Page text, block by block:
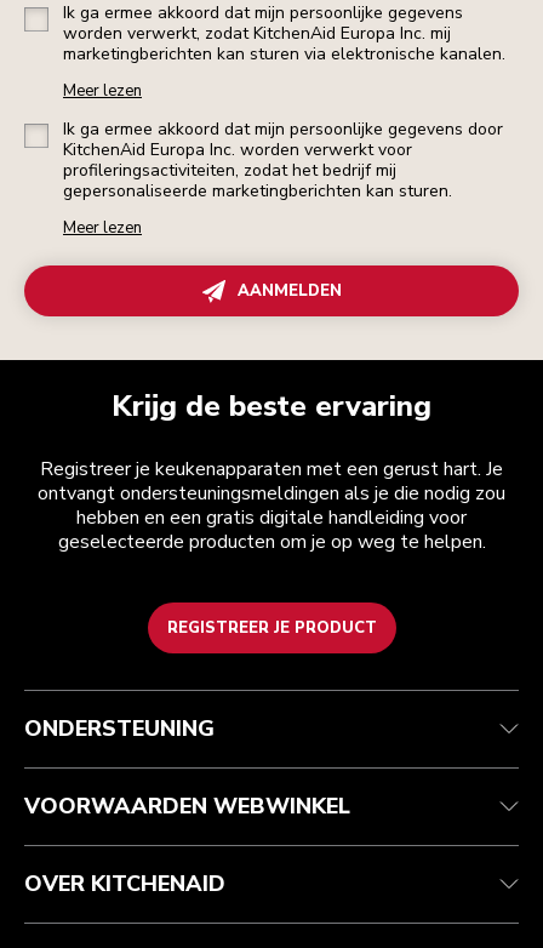
Ik ga ermee akkoord dat mijn persoonlijke gegevens
worden verwerkt, zodat KitchenAid Europa Inc. mij
marketingberichten kan sturen via elektronische kanalen.
Meer lezen
Ik ga ermee akkoord dat mijn persoonlijke gegevens door
KitchenAid Europa Inc. worden verwerkt voor
profileringsactiviteiten, zodat het bedrijf mij
gepersonaliseerde marketingberichten kan sturen.
Meer lezen
AANMELDEN
Krijg de beste ervaring
Registreer je keukenapparaten met een gerust hart. Je
ontvangt ondersteuningsmeldingen als je die nodig zou
hebben en een gratis digitale handleiding voor
geselecteerde producten om je op weg te helpen.
REGISTREER JE PRODUCT
Health check
Je bestelling volgen
Garantie en documenten
Veelgestelde vragen
Algemene voorwaarden
Retournering en terugbetaling
Imprint
ODR
Het merk
Zoek een winkel
ONDERSTEUNING
VOORWAARDEN WEBWINKEL
OVER KITCHENAID